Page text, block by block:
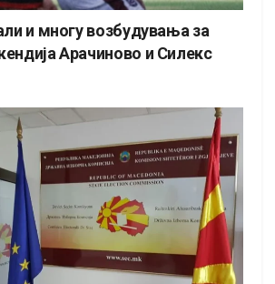
и многу возбудувања за
Арачиново и Силекс